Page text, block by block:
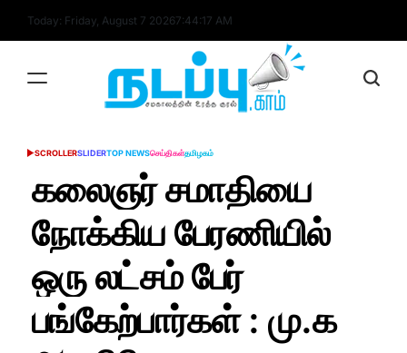
Today: Friday, August 7 20267:44:18 AM
POSTED
SCROLLERSLIDERTOP NEWSசெய்திகள்தமிழகம்
கலைஞர் சமாதியை
நோக்கிய பேரணியில்
ஒரு லட்சம் பேர்
பங்கேற்பார்கள் : மு.க